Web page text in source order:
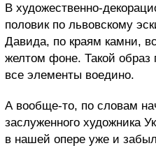
В художественно-
половик по львовскому
Давида, по краям камни,
желтом фоне. Такой образ
все элементы воедино.
А вообще-то, по словам
заслуженного художника
в нашей опере уже и